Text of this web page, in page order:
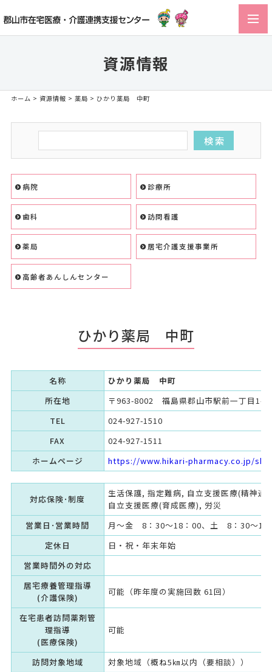
資源情報
ホーム > 資源情報 > 薬局 > ひかり薬局 中町
病院 診療所
歯科 訪問看護
薬局 居宅介護支援事業所
高齢者あんしんセンター
ひかり薬局 中町
名称
ひかり薬局 中町
所在地
〒963-8002 福島県郡山市駅前一丁目1-
TEL
024-927-1510
FAX
024-927-1511
ホームページ
https://www.hikari-pharmacy.co.jp/
対応保険･制度
生活保護, 指定難病, 自立支援医療(精神通
自立支援医療(育成医療), 労災
営業日･営業時間
月～金 8：30～18：00、土 8：30～13
定休日
日・祝・年末年始
営業時間外の対応
居宅療養管理指導
(介護保険)
可能（昨年度の実施回数 61回）
在宅患者訪問薬剤管
理指導
(医療保険)
可能
訪問対象地域
対象地域（概ね5㎞以内（要相談））